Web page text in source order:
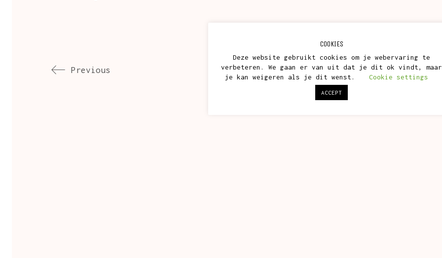
Previous
COOKIES
Deze website gebruikt cookies om je webervaring te
verbeteren. We gaan er van uit dat je dit ok vindt, maar
je kan weigeren als je dit wenst.
Cookie settings
ACCEPT